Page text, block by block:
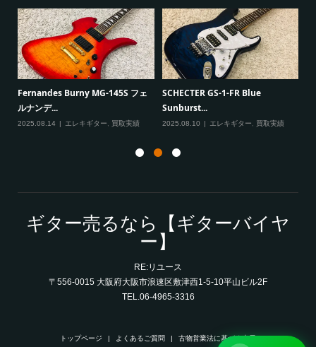
GS-1-FR Blue
エレキギター , 買取実績
Paul Reed Smith（PRS） SE
Mark T...
エレキギター,
VanZandt
ント ...
ギター売るなら【ギターバイヤ
ー】
RE:リユース
〒556-0015 大阪府大阪市浪速区敷津西1-5-10平山ビル2F
TEL.06-4965-3316
トップページ よくあるご質問 古物営業法に基づく表示